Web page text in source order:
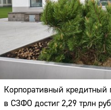
Корпоративный кредитный
в СЗФО достиг 2,29 трлн